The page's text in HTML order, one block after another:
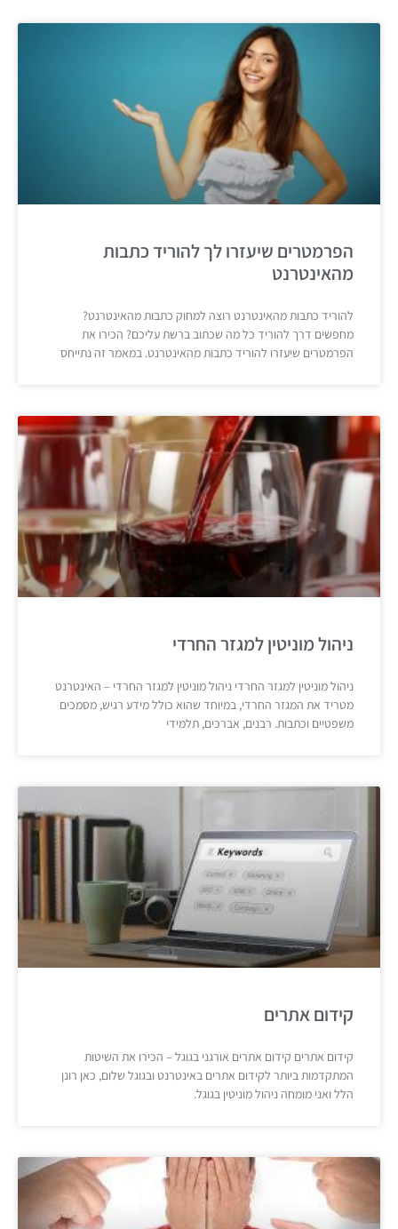
הפרמטרים שיעזרו לך להוריד כתבות
מהאינטרנט
להוריד כתבות מהאינטרנט רוצה למחוק כתבות מהאינטרנט?
מחפשים דרך להוריד כל מה שכתוב ברשת עליכם? הכירו את
הפרמטרים שיעזרו להוריד כתבות מהאינטרנט. במאמר זה נתייחס
ניהול מוניטין למגזר החרדי
ניהול מוניטין למגזר החרדי ניהול מוניטין למגזר החרדי – האינטרנט
מטריד את המגזר החרדי, במיוחד שהוא כולל מידע רגיש, מסמכים
משפטיים וכתבות. רבנים, אברכים, תלמידי
קידום אתרים
קידום אתרים קידום אתרים אורגני בגוגל – הכירו את השיטות
המתקדמות ביותר לקידום אתרים באינטרנט ובגוגל שלום, כאן רונן
הלל ואני מומחה ניהול מוניטין בגוגל.